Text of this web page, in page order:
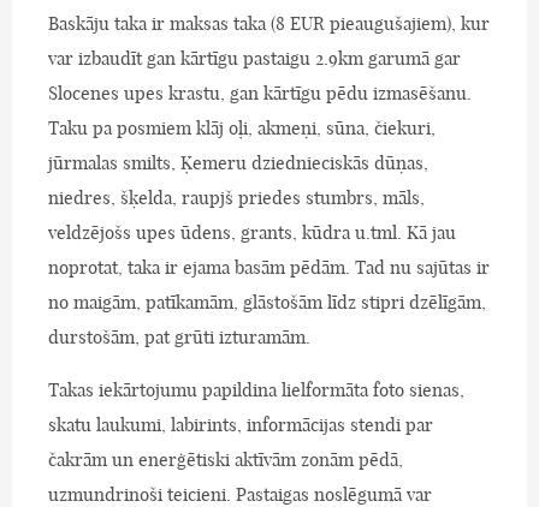
Baskāju taka ir maksas taka (8 EUR pieaugušajiem), kur
var izbaudīt gan kārtīgu pastaigu 2.9km garumā gar
Slocenes upes krastu, gan kārtīgu pēdu izmasēšanu.
Taku pa posmiem klāj oļi, akmeņi, sūna, čiekuri,
jūrmalas smilts, Ķemeru dziednieciskās dūņas,
niedres, šķelda, raupjš priedes stumbrs, māls,
veldzējošs upes ūdens, grants, kūdra u.tml. Kā jau
noprotat, taka ir ejama basām pēdām. Tad nu sajūtas ir
no maigām, patīkamām, glāstošām līdz stipri dzēlīgām,
durstošām, pat grūti izturamām.
Takas iekārtojumu papildina lielformāta foto sienas,
skatu laukumi, labirints, informācijas stendi par
čakrām un enerģētiski aktīvām zonām pēdā,
uzmundrinoši teicieni. Pastaigas noslēgumā var